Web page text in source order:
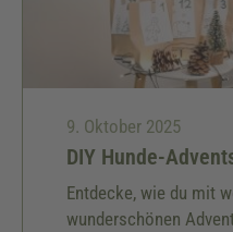
9. Oktober 2025
Entdecke, wie du mit
wunderschönen